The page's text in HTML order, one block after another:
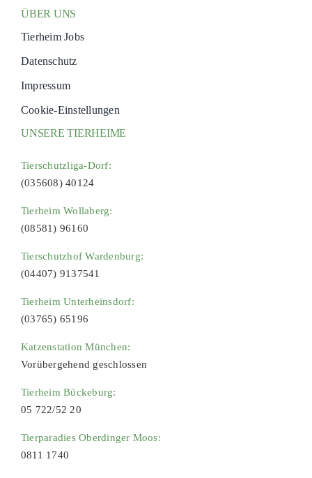
ÜBER UNS
Tierheim Jobs
Datenschutz
Impressum
Cookie-Einstellungen
UNSERE TIERHEIME
Tierschutzliga-Dorf:
(035608) 40124
Tierheim Wollaberg:
(08581) 96160
Tierschutzhof Wardenburg:
(04407) 9137541
Tierheim Unterheinsdorf:
(03765) 65196
Katzenstation München:
Vorübergehend geschlossen
Tierheim Bückeburg:
05 722/52 20
Tierparadies Oberdinger Moos:
0811 1740